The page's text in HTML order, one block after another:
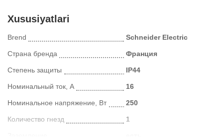
Xususiyatlari
Brend Schneider Electric
Страна бренда Франция
Степень защиты IP44
Номинальный ток, А 16
Номинальное напряжение, Вт 250
Количество гнезд 1